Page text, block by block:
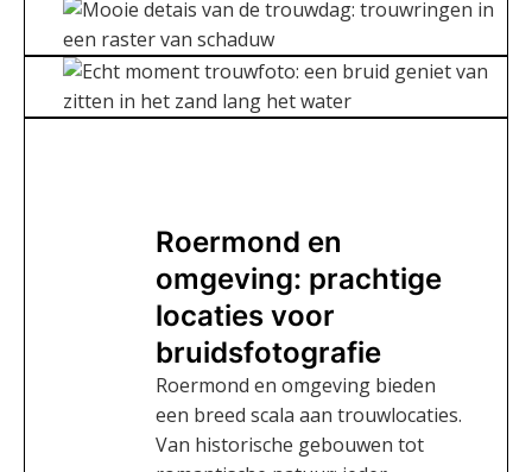
Roermond en
omgeving: prachtige
locaties voor
bruidsfotografie
Roermond en omgeving bieden
een breed scala aan trouwlocaties.
Van historische gebouwen tot